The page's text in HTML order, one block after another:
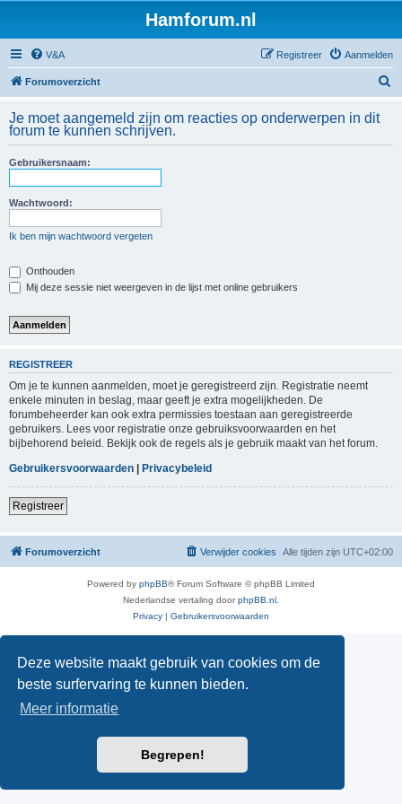
Deze website maakt gebruik van cookies om de
beste surfervaring te kunnen bieden.
Meer informatie
Begrepen!
Hamforum.nl
V&A Aanmelden
Registreer
Forumoverzicht
k
Je moet aangemeld zijn om reacties op onderwerpen in dit
forum te kunnen schrijven.
Gebruikersnaam:
Wachtwoord:
Ik ben mijn wachtwoord vergeten
Onthouden
Mij deze sessie niet weergeven in de lijst met online gebruikers
REGISTREER
Om je te kunnen aanmelden, moet je geregistreerd zijn. Registratie neemt
enkele minuten in beslag, maar geeft je extra mogelijkheden. De
forumbeheerder kan ook extra permissies toestaan aan geregistreerde
gebruikers. Lees voor registratie onze gebruiksvoorwaarden en het
bijbehorend beleid. Bekijk ook de regels als je gebruik maakt van het forum.
Gebruikersvoorwaarden | Privacybeleid
Registreer
Forumoverzicht Alle tijden zijn UTC+02:00
Verwijder cookies
Powered by phpBB® Forum Software © phpBB Limited
Nederlandse vertaling doorphpBB.nl
Privacy | Gebruikersvoorwaarden